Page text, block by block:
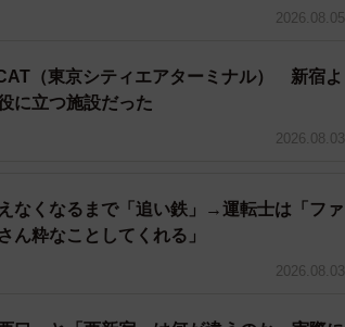
・バーミリオン）」を採用します。
塗装と未来の阪神を担う3000系の競演を
2026.08.05
（東京シティエアターミナル） 新宿よ
に立つ施設だった
2026.08.03
なくなるまで「追い鉄」→運転士は「ファ
ん粋なことしてくれる」
2026.08.03